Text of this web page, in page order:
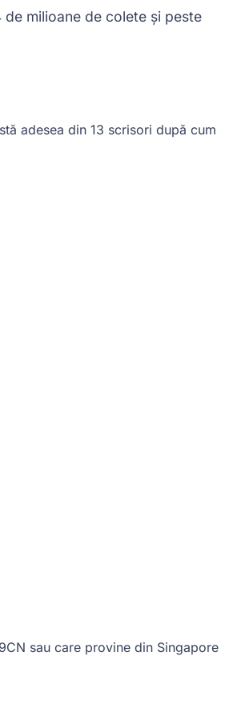
milioane de colete și peste
adesea din 13 scrisori după cum
sau care provine din Singapore